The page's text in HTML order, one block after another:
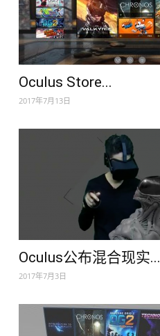
Oculus Store...
2017年7月13日
Oculus公布混合现实...
2017年7月3日